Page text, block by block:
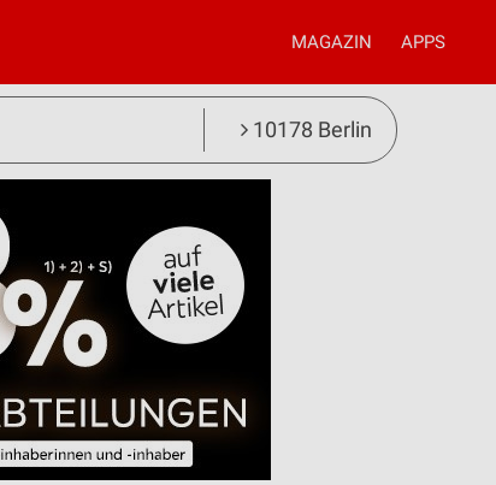
MAGAZIN APPS
10178 Berlin